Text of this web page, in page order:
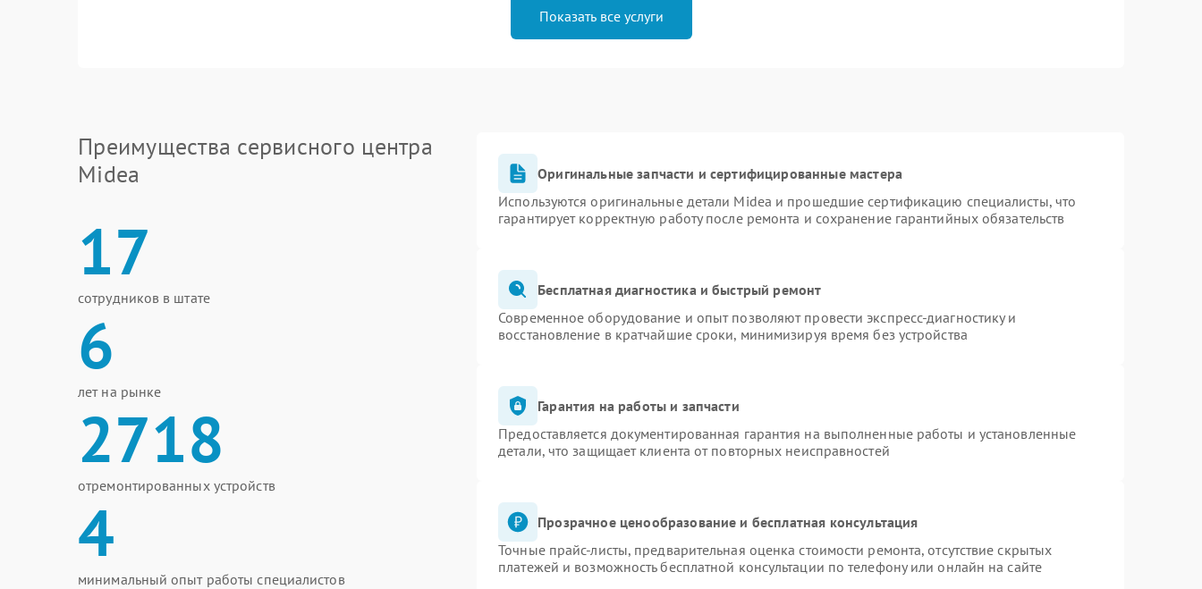
Показать все услуги
Преимущества сервисного центра
Midea
17
сотрудников в штате
6
лет на рынке
2718
отремонтированных устройств
4
минимальный опыт работы специалистов
Оригинальные запчасти и сертифицированные мастера
Используются оригинальные детали Midea и прошедшие сертификацию специалисты, что
гарантирует корректную работу после ремонта и сохранение гарантийных обязательств
Бесплатная диагностика и быстрый ремонт
Современное оборудование и опыт позволяют провести экспресс-диагностику и
восстановление в кратчайшие сроки, минимизируя время без устройства
Гарантия на работы и запчасти
Предоставляется документированная гарантия на выполненные работы и установленные
детали, что защищает клиента от повторных неисправностей
Прозрачное ценообразование и бесплатная консультация
Точные прайс-листы, предварительная оценка стоимости ремонта, отсутствие скрытых
платежей и возможность бесплатной консультации по телефону или онлайн на сайте